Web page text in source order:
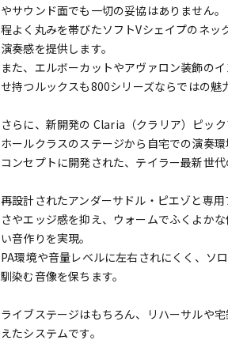
やサウンド面でも一切の妥協はありません。
程よく丸みを帯びたソフトVシェイプのネ
演奏感を提供します。
また、エルボーカットやアヴァロン装飾の
せ持つルックスも800シリーズならではの魅
さらに、新開発の Claria（クラリア）ピック
ホールクラスのステージから自宅での演奏
コンセプトに開発された、テイラー最新世代
再設計されたアンダーサドル・ピエゾと専
さやエッジ感を抑え、ウォームでふくよか
い音作りを実現。
PA環境や音量レベルに左右されにくく、ソ
馴染む音像を保ちます。
ライブステージはもちろん、リハーサルや
えたシステムです。